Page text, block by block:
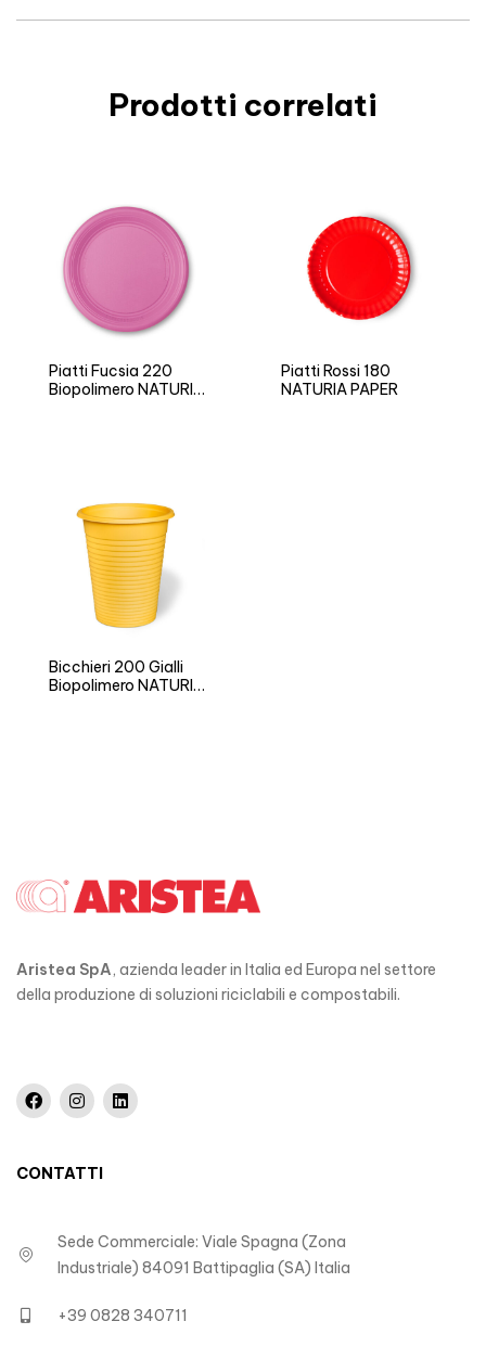
Prodotti correlati
Piatti Fucsia 220
Biopolimero NATURIA
Piatti Rossi 180
NATURIA PAPER
Bicchieri 200 Gialli
Biopolimero NATURIA
Aristea SpA, azienda leader in Italia ed Europa nel settore
della produzione di soluzioni riciclabili e compostabili.
CONTATTI
Sede Commerciale: Viale Spagna (Zona
Industriale) 84091 Battipaglia (SA) Italia
+39 0828 340711